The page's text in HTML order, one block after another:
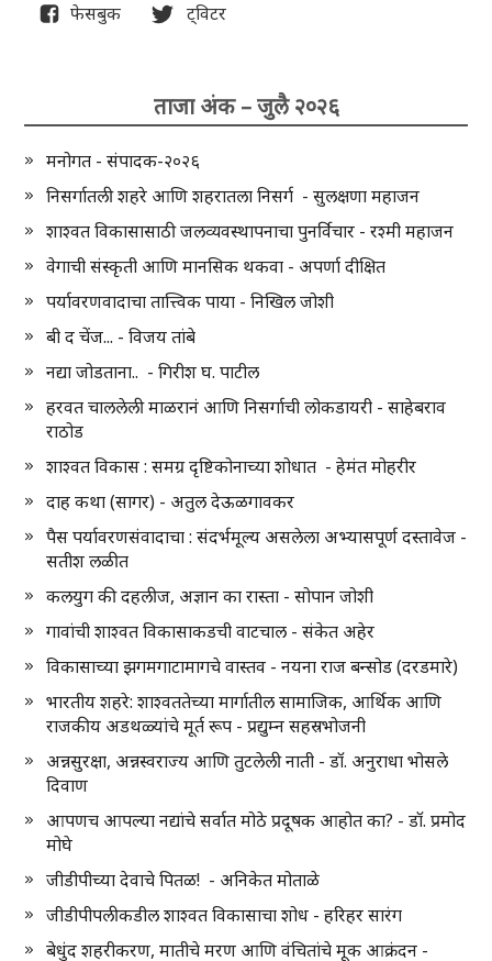
फेसबुक ट्विटर
ताजा अंक – जुलै २०२६
मनोगत - संपादक-२०२६
निसर्गातली शहरे आणि शहरातला निसर्ग - सुलक्षणा महाजन
शाश्वत विकासासाठी जलव्यवस्थापनाचा पुनर्विचार - रश्मी महाजन
वेगाची संस्कृती आणि मानसिक थकवा - अपर्णा दीक्षित
पर्यावरणवादाचा तात्त्विक पाया - निखिल जोशी
बी द चेंज... - विजय तांबे
नद्या जोडताना.. - गिरीश घ. पाटील
हरवत चाललेली माळरानं आणि निसर्गाची लोकडायरी - साहेबराव
राठोड
शाश्वत विकास : समग्र दृष्टिकोनाच्या शोधात - हेमंत मोहरीर
दाह कथा (सागर) - अतुल देऊळगावकर
पैस पर्यावरणसंवादाचा : संदर्भमूल्य असलेला अभ्यासपूर्ण दस्तावेज -
सतीश लळीत
कलयुग की दहलीज, अज्ञान का रास्ता - सोपान जोशी
गावांची शाश्वत विकासाकडची वाटचाल - संकेत अहेर
विकासाच्या झगमगाटामागचे वास्तव - नयना राज बन्सोड (दरडमारे)
भारतीय शहरे: शाश्वततेच्या मार्गातील सामाजिक, आर्थिक आणि
राजकीय अडथळ्यांचे मूर्त रूप - प्रद्युम्न सहस्रभोजनी
अन्नसुरक्षा, अन्नस्वराज्य आणि तुटलेली नाती - डॉ. अनुराधा भोसले
दिवाण
आपणच आपल्या नद्यांचे सर्वात मोठे प्रदूषक आहोत का? - डॉ. प्रमोद
मोघे
जीडीपीच्या देवाचे पितळ! - अनिकेत मोताळे
जीडीपीपलीकडील शाश्वत विकासाचा शोध - हरिहर सारंग
बेधुंद शहरीकरण, मातीचे मरण आणि वंचितांचे मूक आक्रंदन -